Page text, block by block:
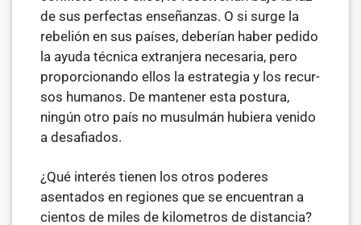
de sus perfectas enseñanzas. O si surge la
rebelión en sus países, deberían haber pedido
la ayuda técnica extranjera necesaria, pero
proporcionando ellos la estrategia y los recur­
sos humanos. De mantener esta postura,
ningún otro país no musulmán hubiera venido
a desafiados.
¿Qué interés tienen los otros poderes
asentados en regiones que se en­cuentran a
cientos de miles de kilometros de distancia?